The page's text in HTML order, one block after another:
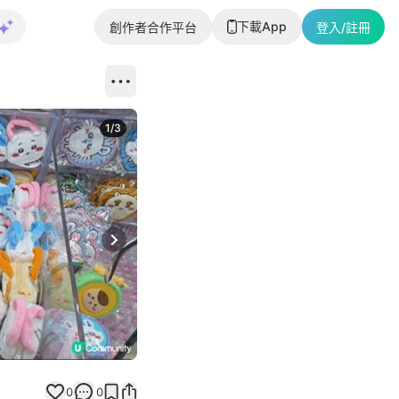
創作者合作平台 下載App 登入/註冊
Next slide
1/3
0 0